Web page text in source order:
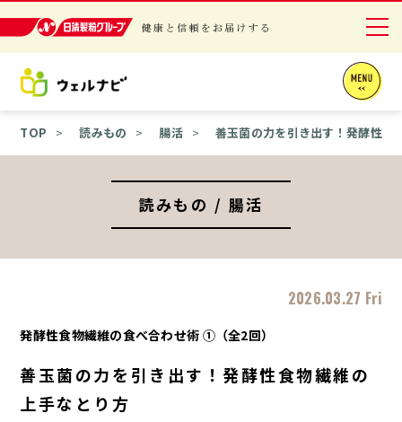
ニュースリリース
商品情報
English
TOP 読みもの 腸活 善玉菌の力を引き出す！発酵性食
読みもの / 腸活
2026.03.27 Fri
発酵性食物繊維の食べ合わせ術 ①（全2回）
善玉菌の力を引き出す！発酵性食物繊維の
上手なとり方